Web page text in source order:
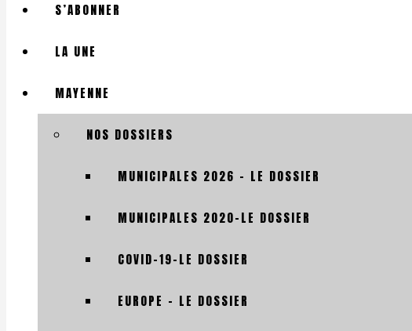
S’ABONNER
LA UNE
MAYENNE
NOS DOSSIERS
MUNICIPALES 2026 – LE DOSSIER
MUNICIPALES 2020-LE DOSSIER
COVID-19-LE DOSSIER
EUROPE – LE DOSSIER